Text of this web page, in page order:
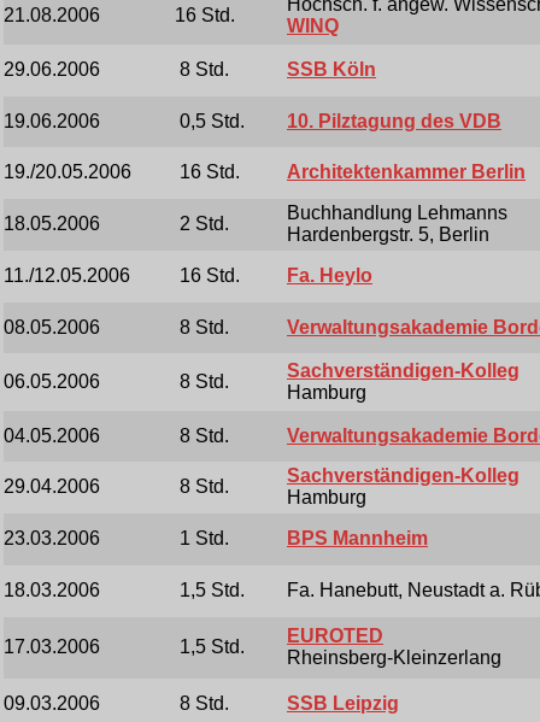
21.08.2006 16 Std.
Hochsch. f. angew.
WINQ
29.06.2006 8 Std. SSB Köln
19.06.2006 0,5 Std. 10. Pilztagung des VDB
19./20.05.2006 16 Std. Architektenkammer Berlin
18.05.2006 2 Std.
Buchhandlung Lehmanns
Hardenbergstr. 5, Berlin
11./12.05.2006
16 Std. Fa. Heylo
08.05.2006 8 Std. Verwaltungsakademie
06.05.2006 8 Std.
Sachverständigen-Kolleg
Hamburg
04.05.2006 8 Std. Verwaltungsakademie
29.04.2006 8 Std.
Sachverständigen-Kolleg
Hamburg
23.03.2006
1 Std. BPS Mannheim
18.03.2006 1,5 Std. Fa. Hanebutt, Neustadt a.
17.03.2006 1,5 Std.
EUROTED
Rheinsberg-Kleinzerlang
09.03.2006 8 Std. SSB Leipzig